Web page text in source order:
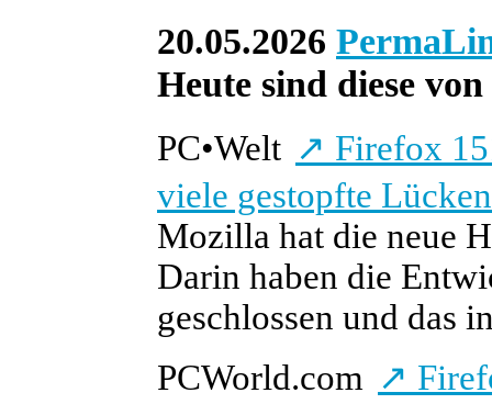
20.05.2026
Heute sind diese
PC•Welt ↗ Firefox
viele gestopfte Lücken
Mozilla hat die neue
Darin haben die
geschlossen und das
PCWorld.com ↗